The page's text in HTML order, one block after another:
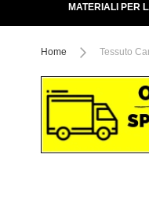
MATERIALI PER
Home Tessuto